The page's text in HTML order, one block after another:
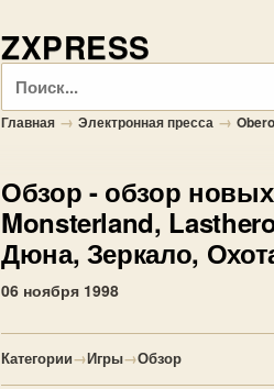
ZXPRESS
Поиск
Главная → Электронная пресса →
Обзор - обзор
Monsterland,
Дюна, Зеркало,
06 ноября 1998
Категории→Игры→Обзор